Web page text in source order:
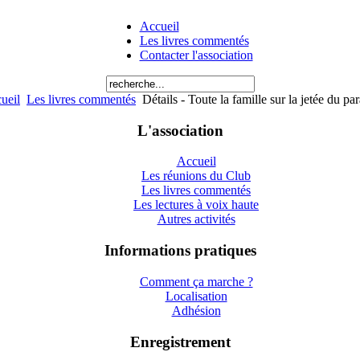
Accueil
Les livres commentés
Contacter l'association
Les livres commentés Détails - Toute la famille sur la jetée du
L'association
Accueil
Les réunions du Club
Les livres commentés
Les lectures à voix haute
Autres activités
Informations pratiques
Comment ça marche ?
Localisation
Adhésion
Enregistrement